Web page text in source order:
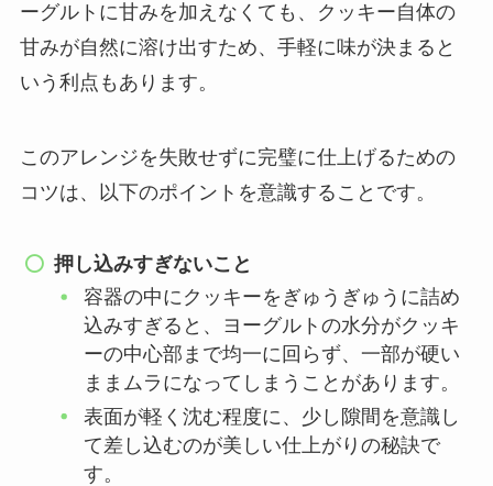
ーグルトに甘みを加えなくても、クッキー自体の
甘みが自然に溶け出すため、手軽に味が決まると
いう利点もあります。
このアレンジを失敗せずに完璧に仕上げるための
コツは、以下のポイントを意識することです。
押し込みすぎないこと
容器の中にクッキーをぎゅうぎゅうに詰め
込みすぎると、ヨーグルトの水分がクッキ
ーの中心部まで均一に回らず、一部が硬い
ままムラになってしまうことがあります。
表面が軽く沈む程度に、少し隙間を意識し
て差し込むのが美しい仕上がりの秘訣で
す。